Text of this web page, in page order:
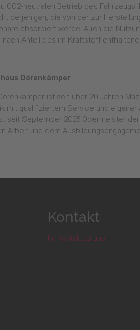
CO2-neutralen Betrieb des
derjenigen, die von der zur
absorbiert werde. Auch die
nach Anteil des im Kraftstoff
Dörenkämper
ist seit über 20 Jahren
mit qualifiziertem Service und
seit September 2025 Obermeister
Arbeit und dem
Kontakt
Ihr Kontakt zu uns